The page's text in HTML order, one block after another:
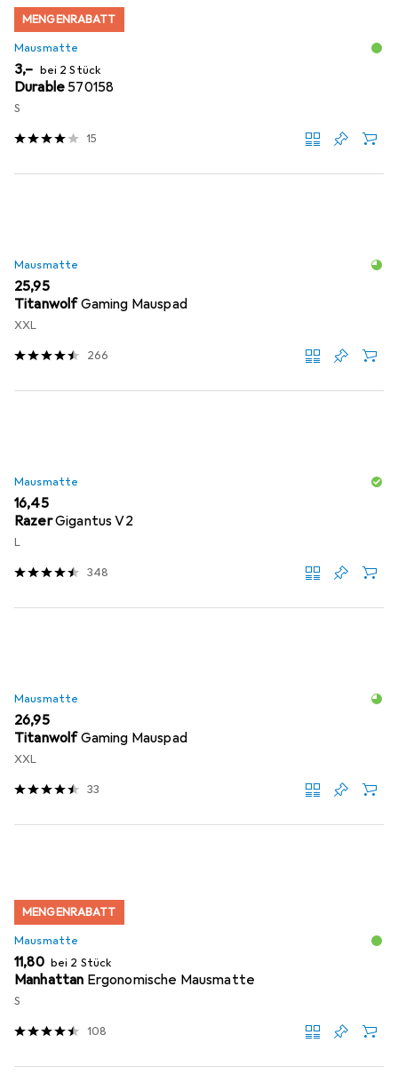
MENGENRABATT
Mausmatte
EUR
3,– bei 2 Stück
Durable570158
S
15
Mausmatte
EUR
25,95
TitanwolfGaming Mauspad
XXL
266
Mausmatte
EUR
16,45
RazerGigantus V2
L
348
Mausmatte
EUR
26,95
TitanwolfGaming Mauspad
XXL
33
MENGENRABATT
Mausmatte
EUR
11,80 bei 2 Stück
Manhattan Ergonomische Mausmatte
S
108